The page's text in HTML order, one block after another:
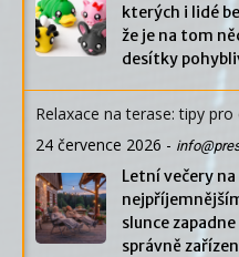
kterých i lidé
že je na tom
desítky
Relaxace na terase: tipy
24 července 2026 -
Letní večery
slunce
správně